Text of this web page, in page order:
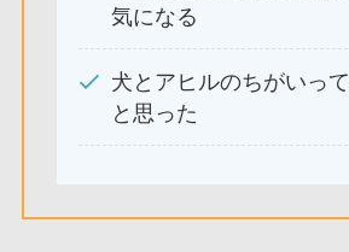
気になる
犬とアヒルのちがいって
と思った